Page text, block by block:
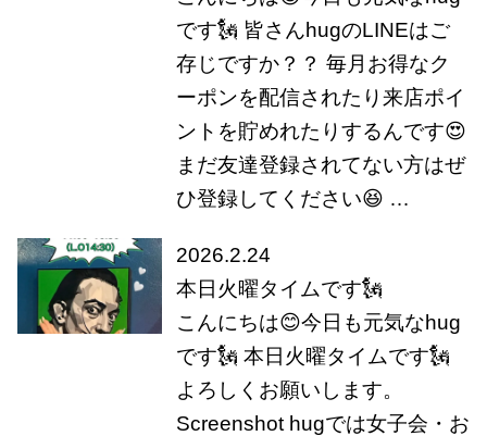
です🗽 皆さんhugのLINEはご
存じですか？？ 毎月お得なク
ーポンを配信されたり来店ポイ
ントを貯めれたりするんです😍
まだ友達登録されてない方はぜ
ひ登録してください😆 …
2026.2.24
本日火曜タイムです🗽
こんにちは😊今日も元気なhug
です🗽 本日火曜タイムです🗽
よろしくお願いします。
Screenshot hugでは女子会・お